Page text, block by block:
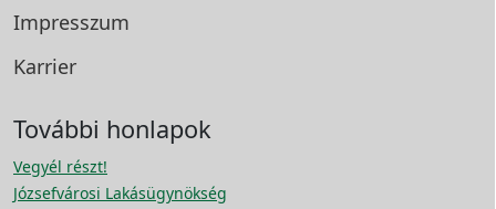
Impresszum
Karrier
További honlapok
Vegyél részt!
Józsefvárosi Lakásügynökség